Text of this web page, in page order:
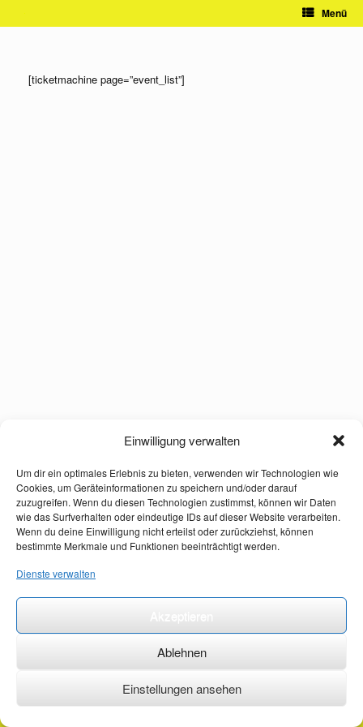
Einwilligung verwalten
Um dir ein optimales Erlebnis zu bieten, verwenden wir Technologien wie
Cookies, um Geräteinformationen zu speichern und/oder darauf
zuzugreifen. Wenn du diesen Technologien zustimmst, können wir Daten
wie das Surfverhalten oder eindeutige IDs auf dieser Website verarbeiten.
Wenn du deine Einwilligung nicht erteilst oder zurückziehst, können
bestimmte Merkmale und Funktionen beeinträchtigt werden.
Dienste verwalten
Ablehnen
Einstellungen ansehen
Menü
[ticketmachine page=”event_list”]
©2026 ·erstehilfekurs-mauch.de ·AGB ·Datenschutzerklärung ·Impressum ·